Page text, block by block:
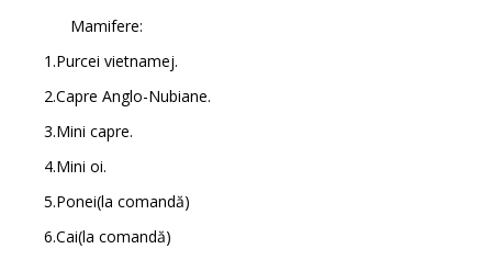
Mamifere:
1.Purcei vietnamej.
2.Capre Anglo-Nubiane.
3.Mini capre.
4.Mini oi.
5.Ponei(la comandă)
6.Cai(la comandă)